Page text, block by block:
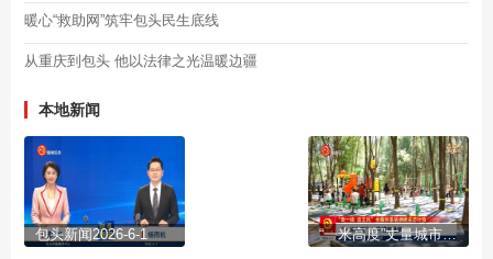
暖心“救助网”筑牢包头民生底线
从重庆到包头 他以法律之光温暖边疆
本地新闻
包头新闻2026-6-1 “一米高度”丈量城市温度